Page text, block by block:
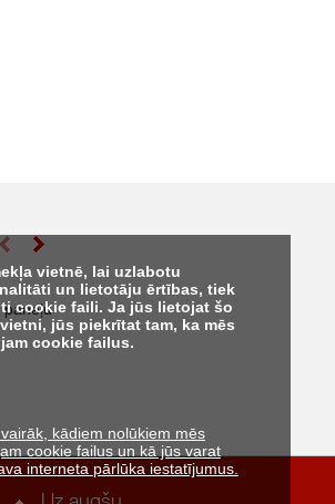
vietnē, lai uzlabotu
un lietotāju ērtības, tiek
cookie faili. Ja jūs lietojat šo
jūs piekrītat tam, ka mēs
cookie failus.
kādiem nolūkiem mēs
cookie failus un kā jūs varat
interneta pārlūka iestatījumus.
paneļu
Infrastruktūras
robežkontroles
muitas